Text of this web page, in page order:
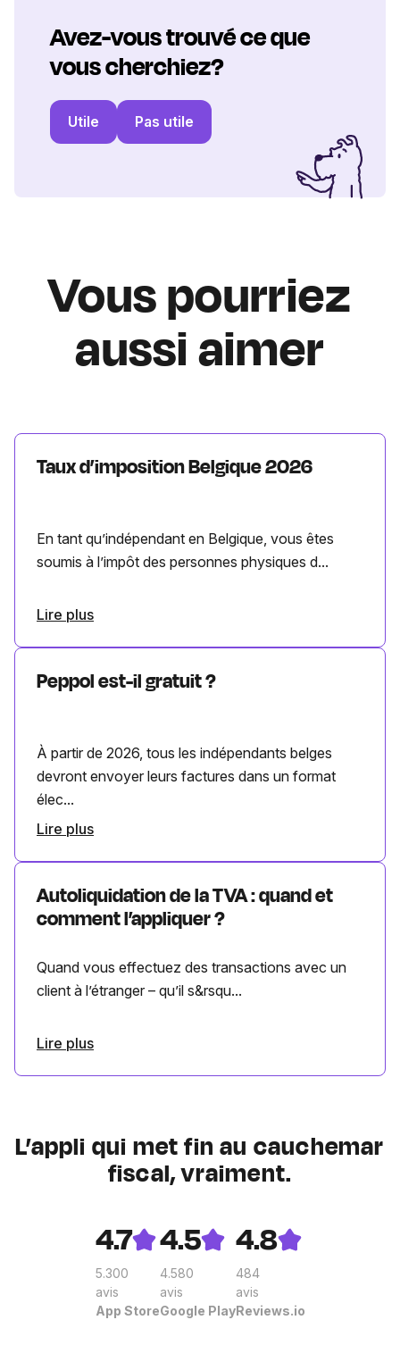
Avez-vous trouvé ce que
vous cherchiez?
Utile Pas utile
Vous pourriez
aussi aimer
Taux d’imposition Belgique 2026
En tant qu’indépendant en Belgique, vous êtes
soumis à l’impôt des personnes physiques d...
Lire plus
Peppol est-il gratuit ?
À partir de 2026, tous les indépendants belges
devront envoyer leurs factures dans un format
élec...
Lire plus
Autoliquidation de la TVA : quand et
comment l’appliquer ?
Quand vous effectuez des transactions avec un
client à l’étranger – qu’il s&rsqu...
Lire plus
L’appli qui met fin au cauchemar
fiscal, vraiment.
4.7
5.300
avis
App Store
4.5
4.580
avis
Google Play
4.8
484
avis
Reviews.io